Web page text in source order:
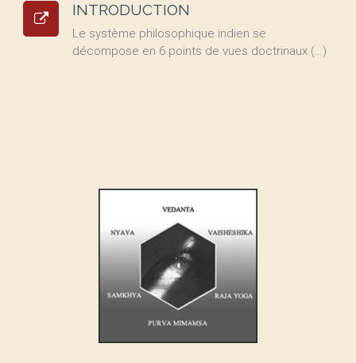
INTRODUCTION
Le système philosophique indien se
décompose en 6 points de vues doctrinaux (…)